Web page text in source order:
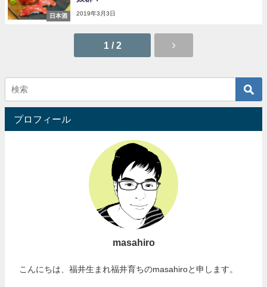
日本酒 2019年3月3日
1 / 2
プロフィール
masahiro
こんにちは、福井生まれ福井育ちのmasahiroと申します。